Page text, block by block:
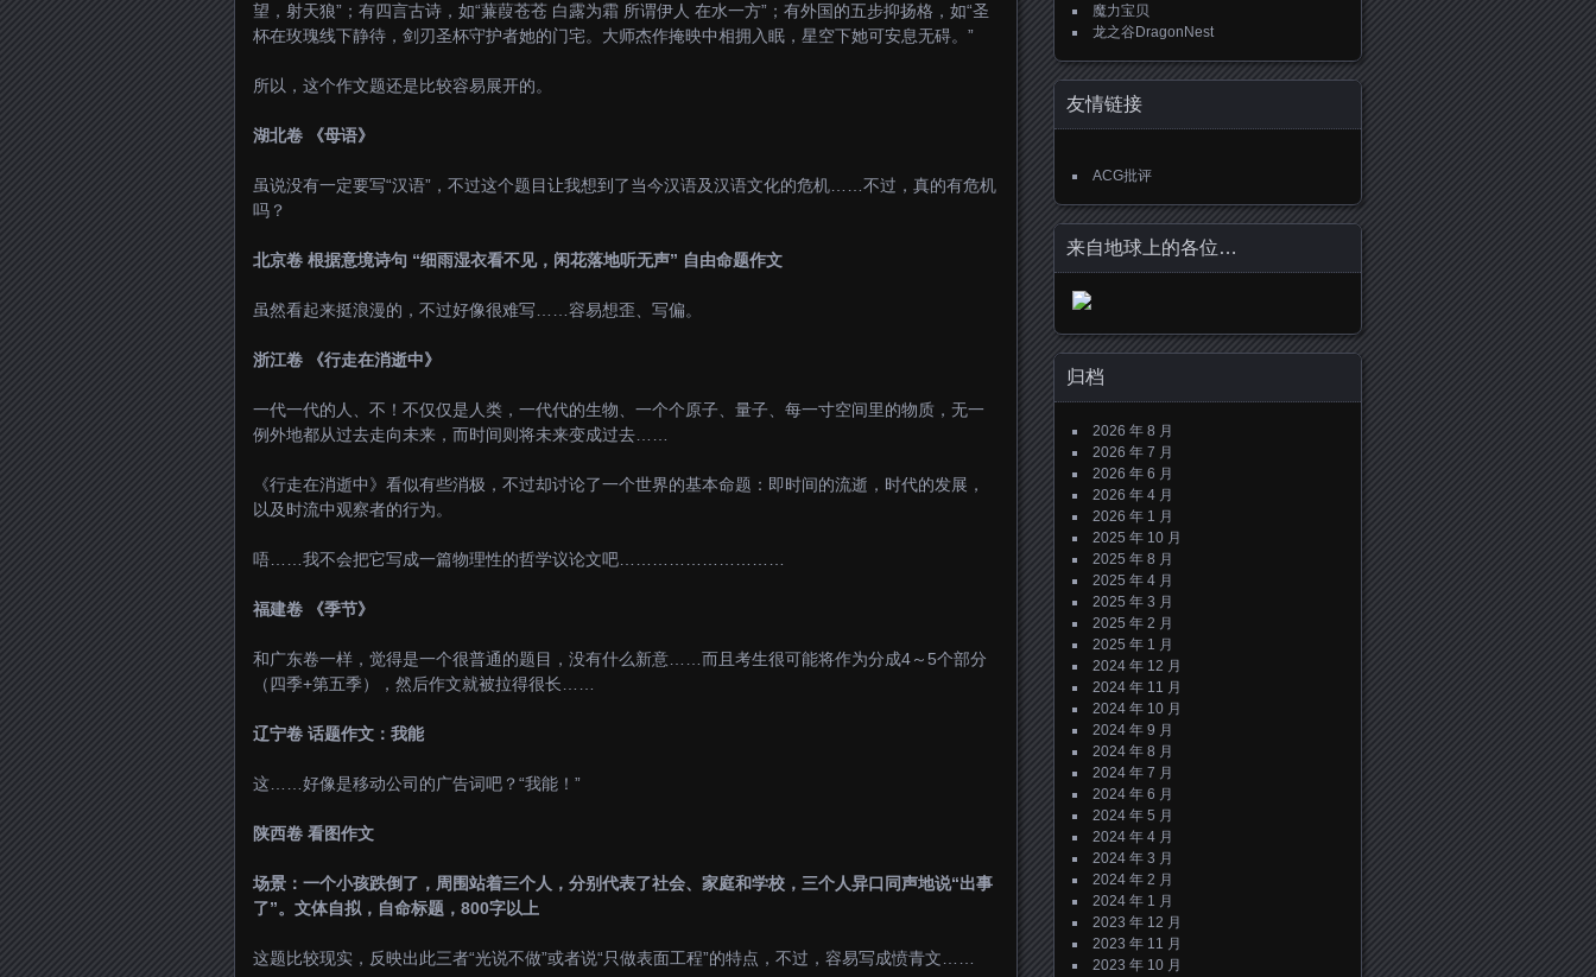
望，射天狼”；有四言古诗，如“蒹葭苍苍 白露为霜 所谓伊人 在水一方”；有外国的五步抑扬格，如“圣
杯在玫瑰线下静待，剑刃圣杯守护者她的门宅。大师杰作掩映中相拥入眠，星空下她可安息无碍。”
所以，这个作文题还是比较容易展开的。
湖北卷 《母语》
虽说没有一定要写“汉语”，不过这个题目让我想到了当今汉语及汉语文化的危机……不过，真的有危机
吗？
北京卷 根据意境诗句 “细雨湿衣看不见，闲花落地听无声” 自由命题作文
虽然看起来挺浪漫的，不过好像很难写……容易想歪、写偏。
浙江卷 《行走在消逝中》
一代一代的人、不！不仅仅是人类，一代代的生物、一个个原子、量子、每一寸空间里的物质，无一
例外地都从过去走向未来，而时间则将未来变成过去……
《行走在消逝中》看似有些消极，不过却讨论了一个世界的基本命题：即时间的流逝，时代的发展，
以及时流中观察者的行为。
唔……我不会把它写成一篇物理性的哲学议论文吧…………………………
福建卷 《季节》
和广东卷一样，觉得是一个很普通的题目，没有什么新意……而且考生很可能将作为分成4～5个部分
（四季+第五季），然后作文就被拉得很长……
辽宁卷 话题作文：我能
这……好像是移动公司的广告词吧？“我能！”
陕西卷 看图作文
场景：一个小孩跌倒了，周围站着三个人，分别代表了社会、家庭和学校，三个人异口同声地说“出事
了”。文体自拟，自命标题，800字以上
这题比较现实，反映出此三者“光说不做”或者说“只做表面工程”的特点，不过，容易写成愤青文……
魔力宝贝
龙之谷DragonNest
友情链接
ACG批评
来自地球上的各位…
归档
2026 年 8 月
2026 年 7 月
2026 年 6 月
2026 年 4 月
2026 年 1 月
2025 年 10 月
2025 年 8 月
2025 年 4 月
2025 年 3 月
2025 年 2 月
2025 年 1 月
2024 年 12 月
2024 年 11 月
2024 年 10 月
2024 年 9 月
2024 年 8 月
2024 年 7 月
2024 年 6 月
2024 年 5 月
2024 年 4 月
2024 年 3 月
2024 年 2 月
2024 年 1 月
2023 年 12 月
2023 年 11 月
2023 年 10 月